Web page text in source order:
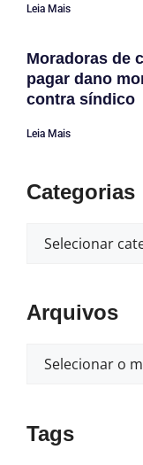
Leia Mais
Moradoras de
pagar dano
contra síndico
Leia Mais
Categorias
Arquivos
Tags